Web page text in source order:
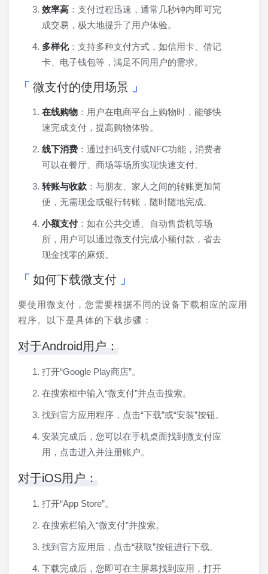
效率高 ：支付过程迅速，通常几秒钟内即可完
成交易，极大地提升了用户体验。
多样化：支持多种支付方式，如信用卡、借记
卡、电子钱包等，满足不同用户的需求。
微支付的使用场景
在线购物 ：用户在电商平台上购物时，能够快
速完成支付，提高购物体验。
线下消费 ：通过扫码支付或NFC功能，消费者
可以在餐厅、商场等场所实现快速支付。
转账与收款 ：与朋友、家人之间的转账更加简
便，无需现金或银行转账，随时随地完成。
小额支付：如在公共交通、自动售货机等场
所，用户可以通过微支付完成小额付款，省去
现金找零的麻烦。
如何下载微支付
要使用微支付，您需要根据不同的设备下载相应的应用
程序。以下是具体的下载步骤：
对于Android用户：
打开“Google Play商店”。
在搜索框中输入“微支付”并点击搜索。
找到官方应用程序，点击“下载”或“安装”按钮。
安装完成后，您可以在手机桌面找到微支付应
用，点击进入并注册账户。
对于iOS用户：
打开“App Store”。
在搜索栏输入“微支付”并搜索。
找到官方应用后，点击“获取”按钮进行下载。
下载完成后，您即可在主屏幕找到应用，打开